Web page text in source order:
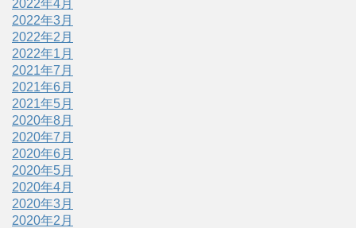
2022年4月
2022年3月
2022年2月
2022年1月
2021年7月
2021年6月
2021年5月
2020年8月
2020年7月
2020年6月
2020年5月
2020年4月
2020年3月
2020年2月